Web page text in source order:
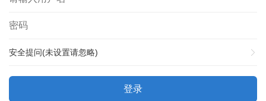
安全提问(未设置请忽略)
登录